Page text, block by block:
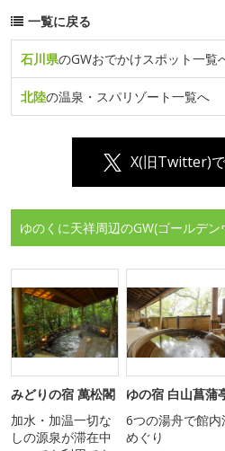
一覧に戻る
石川県のGWおでかけスポット一覧
北陸の温泉・スパリゾート一覧へ
X(旧Twitter)
ゆのくに天祥周辺のGW(ゴールデ
みどりの宿 萬松閣
加水・加温一切な
しの源泉が滞在中
ゆの宿 白山菖蒲
6つの湯舟で館内
めぐり